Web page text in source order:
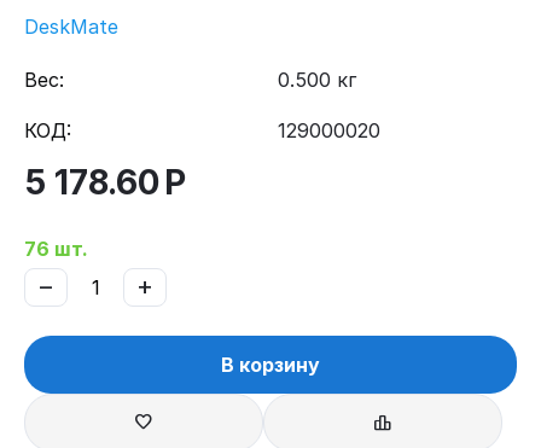
DeskMate
Вес: 0.500 кг
КОД: 129000020
5 178.60Р
76 шт.
+
−
В корзину